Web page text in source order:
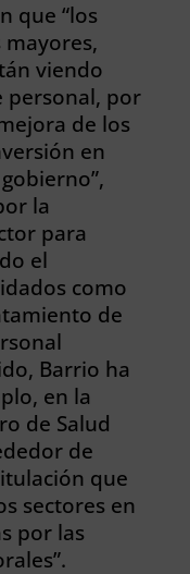
que “los
mayores,
viendo
personal, por
de los
en
la
para
el
como
de
Barrio ha
en la
de Salud
de
que
sectores en
por las